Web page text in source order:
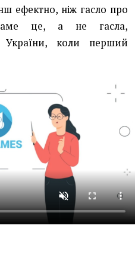
ефектно, ніж гасло про
це, а не гасла,
України, коли перший